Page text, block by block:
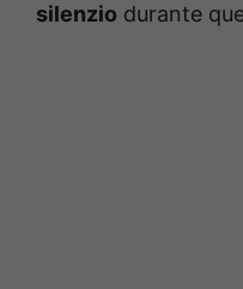
silenzio durante